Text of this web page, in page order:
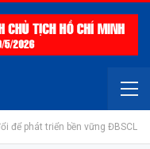
để phát triển bền vững ĐBSCL